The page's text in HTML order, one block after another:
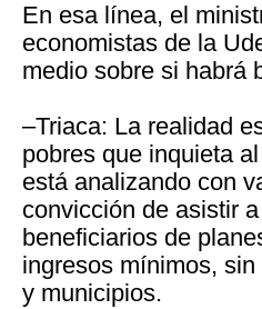
En esa línea, el
economistas de la
medio sobre si habrá
–Triaca: La realidad
pobres que inquieta
está analizando con
convicción de asistir
beneficiarios de
ingresos mínimos,
y municipios.